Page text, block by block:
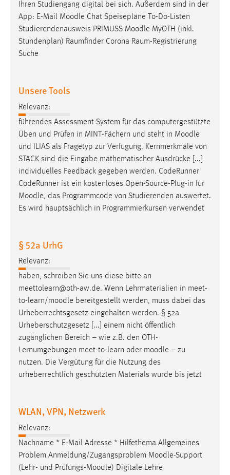
Ihren Studiengang digital bei sich. Außerdem sind in der
App: E-Mail Moodle Chat Speisepläne To-Do-Listen
Studierendenausweis PRIMUSS Moodle MyOTH (inkl.
Stundenplan) Raumfinder Corona Raum-Registrierung
Suche
Unsere Tools
Relevanz:
führendes Assessment-System für das computergestützte
Üben und Prüfen in MINT-Fächern und steht in Moodle
und ILIAS als Fragetyp zur Verfügung. Kernmerkmale von
STACK sind die Eingabe mathematischer Ausdrücke [...]
individuelles Feedback gegeben werden. CodeRunner
CodeRunner ist ein kostenloses Open-Source-Plug-in für
Moodle, das Programmcode von Studierenden auswertet.
Es wird hauptsächlich in Programmierkursen verwendet
§ 52a UrhG
Relevanz:
haben, schreiben Sie uns diese bitte an
meettolearn@oth-aw.de. Wenn Lehrmaterialien in meet-
to-learn/moodle bereitgestellt werden, muss dabei das
Urheberrechtsgesetz eingehalten werden. § 52a
Urheberschutzgesetz [...] einem nicht öffentlich
zugänglichen Bereich – wie z.B. den OTH-
Lernumgebungen meet-to-learn oder moodle – zu
nutzen. Die Vergütung für die Nutzung des
urheberrechtlich geschützten Materials wurde bis jetzt
WLAN, VPN, Netzwerk
Relevanz:
Nachname * E-Mail Adresse * Hilfethema Allgemeines
Problem Anmeldung/Zugangsproblem Moodle-Support
(Lehr- und Prüfungs-Moodle) Digitale Lehre